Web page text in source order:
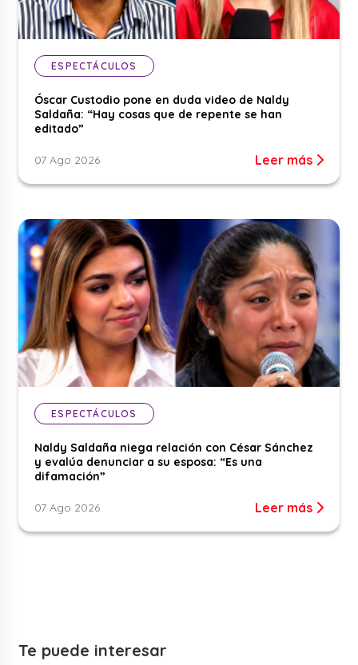
ESPECTÁCULOS
Óscar Custodio pone en duda video de Naldy
Saldaña: “Hay cosas que de repente se han
editado”
07 Ago 2026 Leer más
ESPECTÁCULOS
Naldy Saldaña niega relación con César Sánchez
y evalúa denunciar a su esposa: “Es una
difamación”
07 Ago 2026 Leer más
Te puede interesar